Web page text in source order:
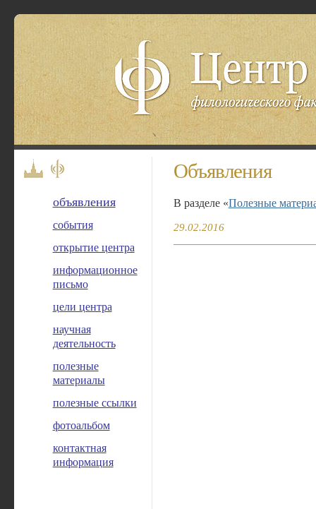
Центр балтистики
филологического факультета МГУ им. М.
объявления
события
открытие центра
информационное
письмо
цели центра
научная
деятельность
полезные
материалы
полезные ссылки
фотоальбом
контактная
информация
Объявления
В разделе «Полезные
29.02.2016